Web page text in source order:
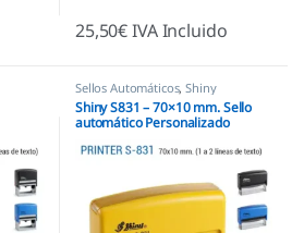
25,50€IVA Incluido
Sellos Automáticos,Shiny
Shiny S831 – 70×10 mm. Sello
automático Personalizado